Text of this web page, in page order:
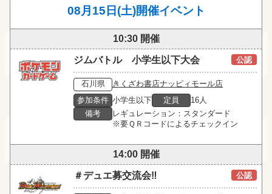
08月15日(土)開催イベント
10:30 開催
ジムバトル 小学生以下大会 公認
石川県
きくざわ書店ナッピィモール店
参加条件 小学生以下 定員
16人
備考
レギュレーション：スタンダード
※要ＱＲコードによるチェックイン
14:00 開催
＃デュエ募交流会‼ 公認